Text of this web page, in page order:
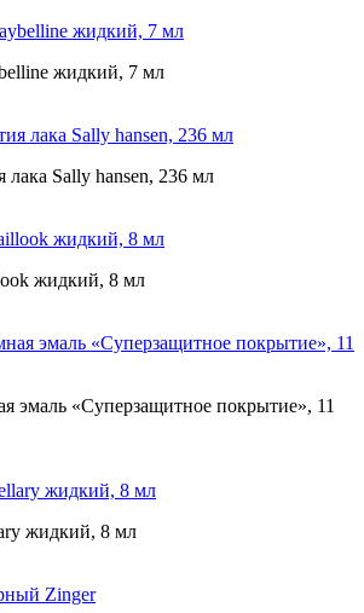
жидкий, 7 мл
лака Sally hansen, 236 мл
жидкий, 8 мл
эмаль «Суперзащитное покрытие», 11
жидкий, 8 мл